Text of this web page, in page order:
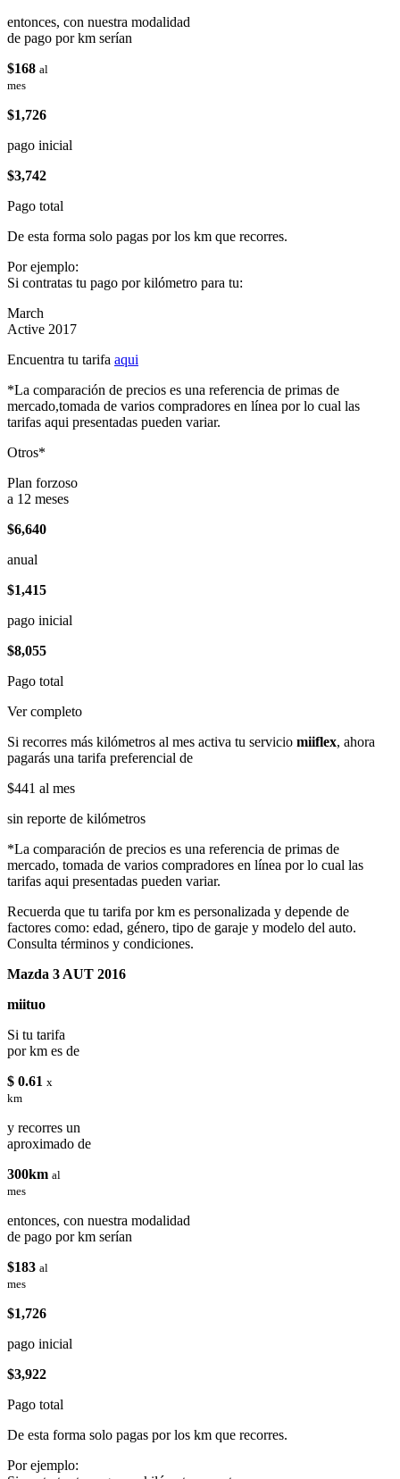
entonces, con nuestra modalidad
de pago por km serían
$168 al
mes
$1,726
pago inicial
$3,742
Pago total
De esta forma solo pagas por los km que recorres.
Por ejemplo:
Si contratas tu pago por kilómetro para tu:
March
Active 2017
Encuentra tu tarifa aqui
*La comparación de precios es una referencia de primas de
mercado,tomada de varios compradores en línea por lo cual las
tarifas aqui presentadas pueden variar.
Otros*
Plan forzoso
a 12 meses
$6,640
anual
$1,415
pago inicial
$8,055
Pago total
Ver completo
Si recorres más kilómetros al mes activa tu servicio miiflex, ahora
pagarás una tarifa preferencial de
$441 al mes
sin reporte de kilómetros
*La comparación de precios es una referencia de primas de
mercado, tomada de varios compradores en línea por lo cual las
tarifas aqui presentadas pueden variar.
Recuerda que tu tarifa por km es personalizada y depende de
factores como: edad, género, tipo de garaje y modelo del auto.
Consulta términos y condiciones.
Mazda 3 AUT 2016
miituo
Si tu tarifa
por km es de
$ 0.61 x
km
y recorres un
aproximado de
300km al
mes
entonces, con nuestra modalidad
de pago por km serían
$183 al
mes
$1,726
pago inicial
$3,922
Pago total
De esta forma solo pagas por los km que recorres.
Por ejemplo: